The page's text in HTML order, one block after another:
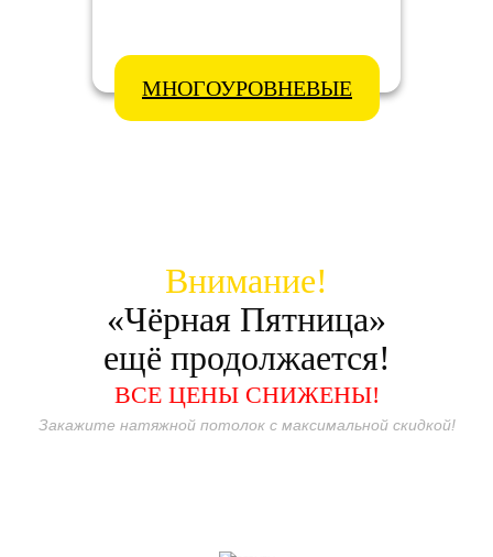
МНОГОУРОВНЕВЫЕ
Внимание!
«Чёрная Пятница»
ещё продолжается!
ВСЕ ЦЕНЫ СНИЖЕНЫ!
Закажите натяжной потолок с максимальной скидкой!